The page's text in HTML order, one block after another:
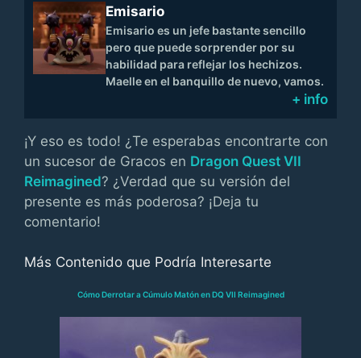
Emisario
Emisario es un jefe bastante sencillo
pero que puede sorprender por su
habilidad para reflejar los hechizos.
Maelle en el banquillo de nuevo, vamos.
+ info
¡Y eso es todo! ¿Te esperabas encontrarte con
un sucesor de Gracos en Dragon Quest VII
Reimagined? ¿Verdad que su versión del
presente es más poderosa? ¡Deja tu
comentario!
Más Contenido que Podría Interesarte
Cómo Derrotar a Cúmulo Matón en DQ VII Reimagined